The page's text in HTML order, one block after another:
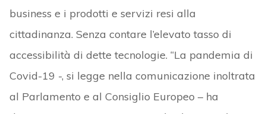
business e i prodotti e servizi resi alla
cittadinanza. Senza contare l’elevato tasso di
accessibilità di dette tecnologie. “La pandemia di
Covid-19 -, si legge nella comunicazione inoltrata
al Parlamento e al Consiglio Europeo – ha